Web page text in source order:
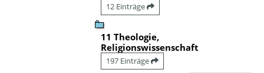
12 Einträge
11 Theologie,
Religionswissenschaft
197 Einträge